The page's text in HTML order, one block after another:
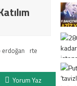
erdoğan rte
Yorum Yaz